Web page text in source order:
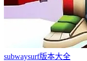
subwaysurf版本大全